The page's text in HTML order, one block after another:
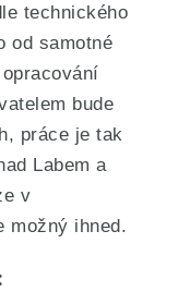
technického
od samotné
bude
práce je tak
Labem a
v
možný ihned.